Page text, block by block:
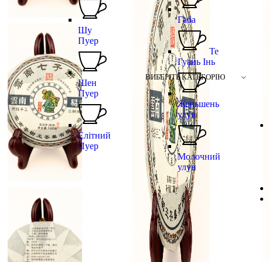
ВИБЕРІТЬ КАТЕГОРІЮ
Шу
Пуер
Шен
Пуер
Елітний
Пуер
Габа
Те
Гуань Інь
Женьшень
улун
Молочний
улун